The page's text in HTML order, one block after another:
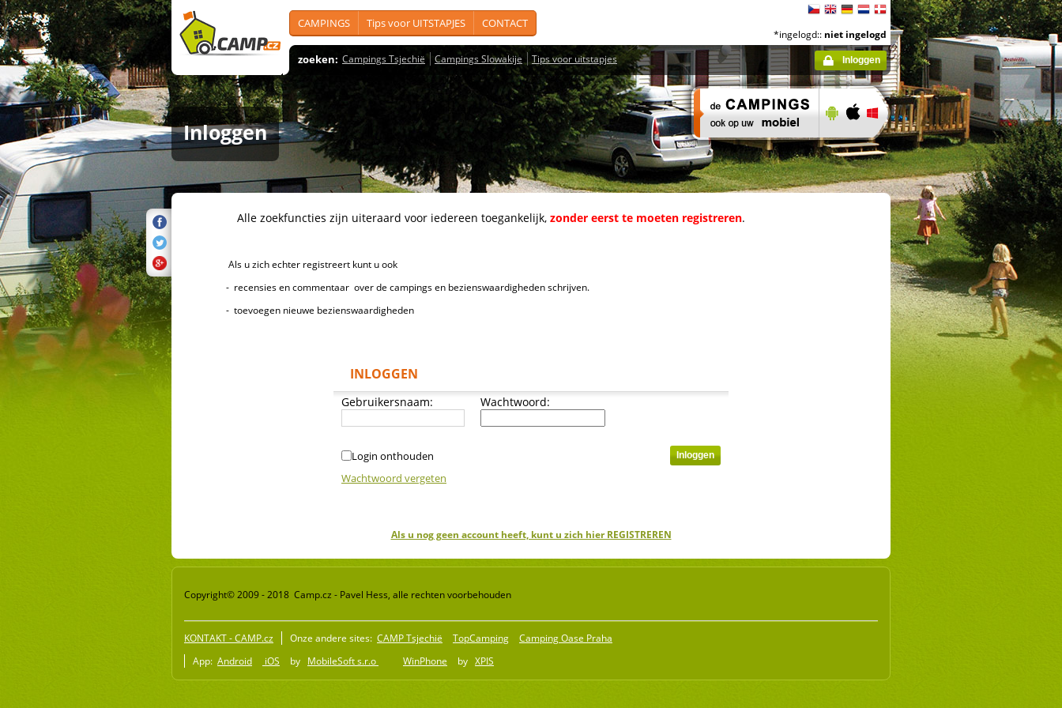
CAMPINGS Tips voor UITSTAPJES CONTACT
zoeken: Campings Tsjechië Campings Slowakije Tips voor uitstapjes
*ingelogd:: niet ingelogd
Inloggen
Inloggen
Alle zoekfuncties zijn uiteraard voor iedereen toegankelijk, zonder eerst te moeten registreren.
Als u zich echter registreert kunt u ook
- recensies en commentaar over de campings en bezienswaardigheden schrijven.
- toevoegen nieuwe bezienswaardigheden
INLOGGEN
Gebruikersnaam: Wachtwoord:
Login onthouden
Wachtwoord vergeten
Als u nog geen account heeft, kunt u zich hier REGISTREREN
Copyright© 2009 - 2018 Camp.cz - Pavel Hess, alle rechten voorbehouden
KONTAKT - CAMP.cz Onze andere sites: CAMP Tsjechië TopCamping
Camping Oase Praha
App: Android iOS by MobileSoft s.r.o WinPhone by XPIS